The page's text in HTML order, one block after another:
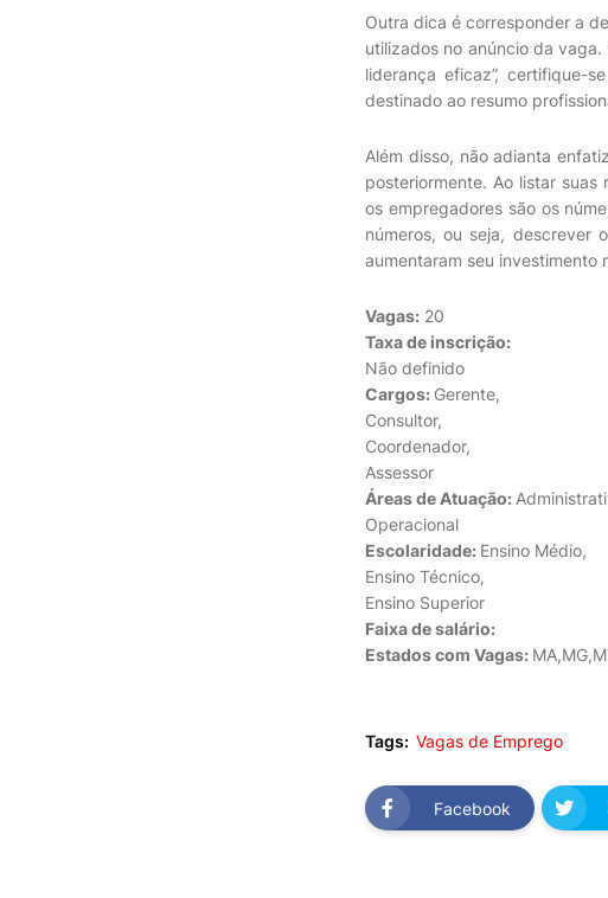
Outra dica é corresponder a
utilizados no anúncio da
liderança eficaz”, certifique-
destinado ao resumo
Além disso, não adianta
posteriormente. Ao listar
os empregadores são os
números, ou seja, descrever
aumentaram seu investimento
Vagas: 20
Taxa de inscrição:
Não definido
Cargos: Gerente,
Consultor,
Coordenador,
Assessor
Áreas de Atuação:
Operacional
Escolaridade: Ensino Médio,
Ensino Técnico,
Ensino Superior
Faixa de salário:
Estados com Vagas:
Tags: Vagas de Emprego
Facebook